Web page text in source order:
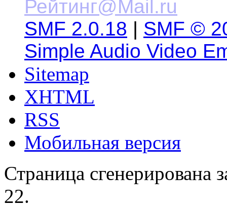
SMF 2.0.18 | SMF ©
Simple Audio Video
Sitemap
XHTML
RSS
Мобильная версия
Страница сгенерирована
22.